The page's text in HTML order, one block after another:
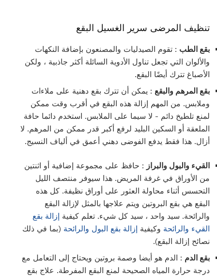
تنظيف المرضى سرير الغسيل البقع
بقع الطب : تقوم الصيدليات والمصنعون بإضافة النكهات
والألوان التي تجعل تناول الأدوية السائلة أكثر جاذبية ، ولكن
الأصباغ تترك أيضًا البقع.
بقع المرهم والبقع : يمكن أن تترك بقع دهنية على ملاءات
وملابس. من المهم إزالة هذه البقع في أقرب وقت ممكن
لمنع تلطيخ دائم - لا سيما على الملابس. استخدم دائما حافة
الملعقة أو السكين البليد لرفع أكبر قدر ممكن من المرهم. لا
أزال. هذا فقط يدفع الفوضى دهني أعمق في ألياف النسيج.
القيء والبول والبراز : حافظ على مجموعة إضافية أو اثنتين
من الأوراق في غرفة المريض. هذا سيوفر منتصف الليل
التحسس أثناء محاولة العثور على أوراق نظيفة. كل هذه
البقع هي بقع البروتين ويتم علاجها بالمثل لإزالة البقع
والرائحة. سيد واحد ، سيد كل شيء. تعلم كيفية إزالة بقع
القيء والرائحة وكيفية إزالة بقع البول والرائحة (بما في ذلك
نصائح إزالة البقع).
بقع الدم : الدم هو أيضا وصمة بروتين ويحتاج إلى التعامل مع
درجة حرارة المياه الصحيحة لمنع البقع المفرطة. علاج بقع